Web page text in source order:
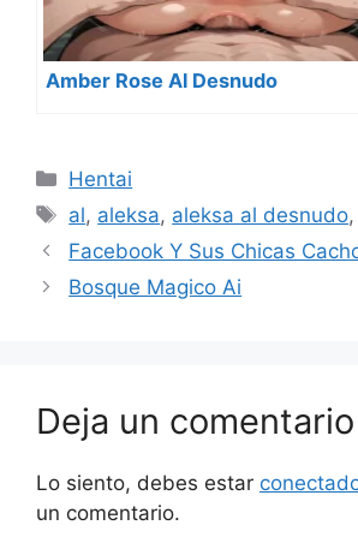
Amber Rose Al Desnudo
Categorías
Hentai
Etiquetas
al, aleksa, aleksa al desnudo,
Facebook Y Sus Chicas
Bosque Magico Ai
Deja un comentario
Lo siento, debes estar
un comentario.